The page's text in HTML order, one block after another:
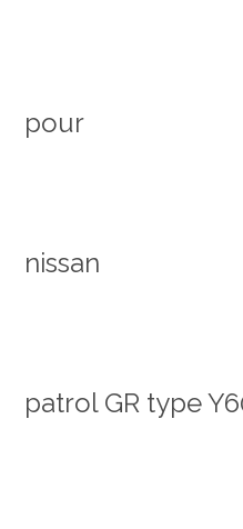
pour
nissan
patrol GR type